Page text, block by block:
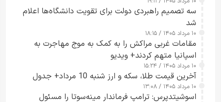
سه تصمیم راهبردی دولت برای تقویت دانشگاه‌ها اعلام
شد
۱۰ مرداد ۱۴۰۵ / ۱۸:۱۵
مقامات غربی مراکش را به کمک به موج مهاجرت به
اسپانیا متهم کردند+ ویدیو
۱۰ مرداد ۱۴۰۵ / ۱۵:۲۴
آخرین قیمت طلا، سکه و ارز شنبه 10 مرداد+ جدول
۱۰ مرداد ۱۴۰۵ / ۱۳:۰۸
اسوشیتدپرس: ترامپ فرماندار مینه‌سوتا را مسئول